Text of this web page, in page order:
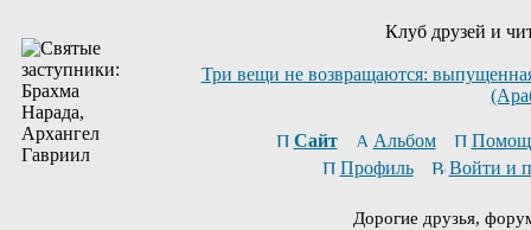
Клуб друзей и
Три вещи не возвращаются:
Сайт Альбом
Профиль
Войти и
Дорогие друзья,